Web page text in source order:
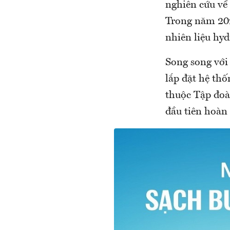
nghiên cứu
Trong năm
nhiên liệu
Song song
lắp đặt hệ
thuộc Tập
đầu tiên